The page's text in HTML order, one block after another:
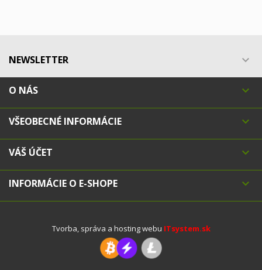
NEWSLETTER 
O NÁS 
VŠEOBECNÉ INFORMÁCIE 
VÁŠ ÚČET 
INFORMÁCIE O E-SHOPE 
Tvorba, správa a hosting webu ITsystem.sk